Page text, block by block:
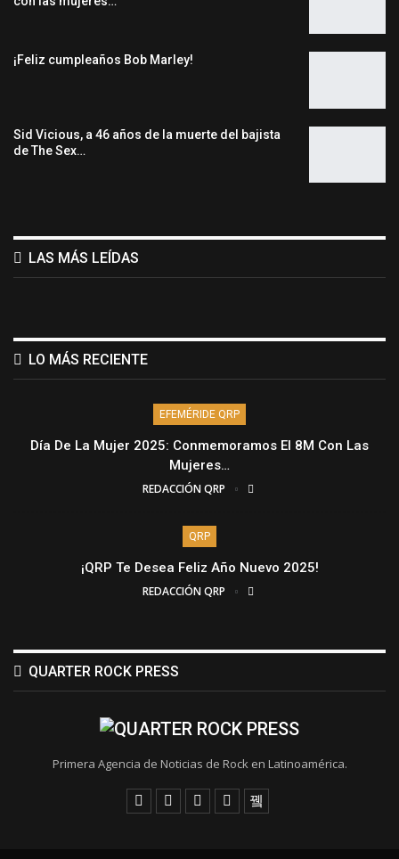
¡Feliz cumpleaños Bob Marley!
Sid Vicious, a 46 años de la muerte del bajista
de The Sex…
LAS MÁS LEÍDAS
LO MÁS RECIENTE
EFEMÉRIDE QRP
Día De La Mujer 2025: Conmemoramos El 8M Con Las
Mujeres…
REDACCIÓN QRP
QRP
¡QRP Te Desea Feliz Año Nuevo 2025!
REDACCIÓN QRP
QUARTER ROCK PRESS
Primera Agencia de Noticias de Rock en Latinoamérica.